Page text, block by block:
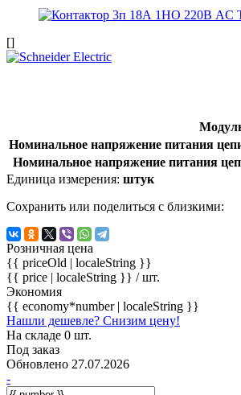
[]
Номинальное напряжение питания
Номинальное напряжение питания
Единица измерения: штук
Сохранить или поделиться с близкими:
Розничная цена
{{ priceOld | localeString }}
{{ price | localeString }} / шт.
Экономия
{{ economy*number | localeString }}
Нашли дешевле? Снизим цену!
На складе 0 шт.
Под заказ
Обновлено 27.07.2026
-